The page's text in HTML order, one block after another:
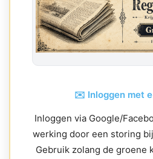
✉️ Inloggen met
Inloggen via Google/
werking door een storing
Gebruik zolang de groene